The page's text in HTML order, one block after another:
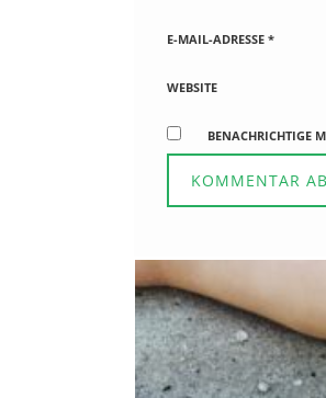
E-MAIL-ADRESSE *
WEBSITE
BENACHRICHTIGE